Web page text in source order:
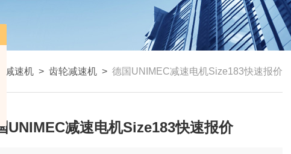
减速机 > 齿轮减速机 > 德国UNIMEC减速电机Size183快速报价
UNIMEC减速电机Size183快速报价